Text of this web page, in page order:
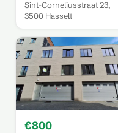
Sint-Corneliusstraat 23,
3500 Hasselt
€800